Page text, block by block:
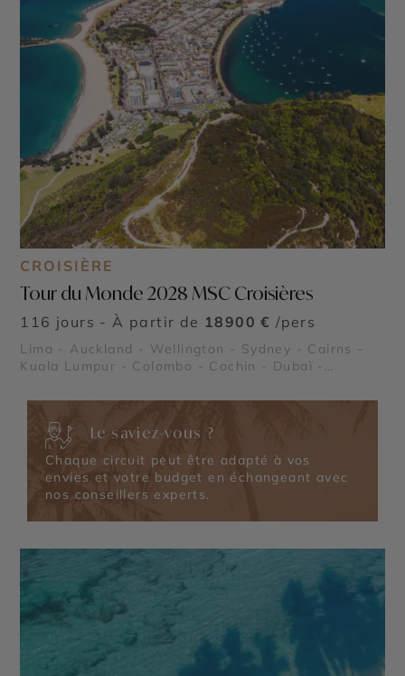
CROISIÈRE
Tour du Monde 2028 MSC Croisières
116 jours - À partir de 18900 € /pers
Lima - Auckland - Wellington - Sydney - Cairns -
Kuala Lumpur - Colombo - Cochin - Dubaï -
Barcelone
Le saviez-vous ?
Chaque circuit peut être adapté à vos
envies et votre budget en échangeant avec
nos conseillers experts.